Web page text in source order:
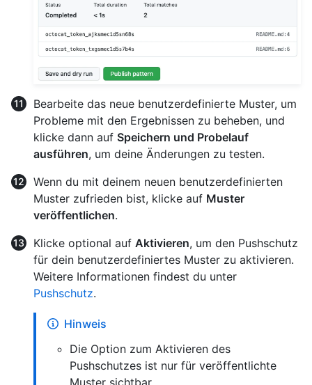
Bearbeite das neue benutzerdefinierte Muster, um
Probleme mit den Ergebnissen zu beheben, und
klicke dann auf Speichern und Probelauf
ausführen, um deine Änderungen zu testen.
Wenn du mit deinem neuen benutzerdefinierten
Muster zufrieden bist, klicke auf Muster
veröffentlichen.
Klicke optional auf Aktivieren, um den Pushschutz
für dein benutzerdefiniertes Muster zu aktivieren.
Weitere Informationen findest du unter
Pushschutz.
Hinweis
Die Option zum Aktivieren des
Pushschutzes ist nur für veröffentlichte